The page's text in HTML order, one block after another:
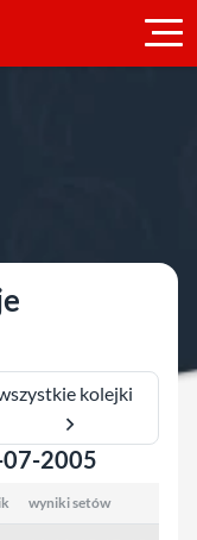
kolejki
07-2005
wyniki setów